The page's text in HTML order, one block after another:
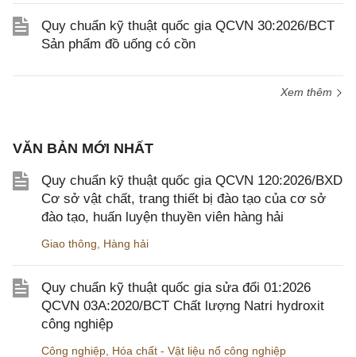
Quy chuẩn kỹ thuật quốc gia QCVN 30:2026/BCT
Sản phẩm đồ uống có cồn
Xem thêm
VĂN BẢN MỚI NHẤT
Quy chuẩn kỹ thuật quốc gia QCVN 120:2026/BXD
Cơ sở vật chất, trang thiết bị đào tạo của cơ sở
đào tạo, huấn luyện thuyền viên hàng hải
Giao thông Hàng hải
Quy chuẩn kỹ thuật quốc gia sửa đổi 01:2026
QCVN 03A:2020/BCT Chất lượng Natri hydroxit
công nghiệp
Công nghiệp Hóa chất - Vật liệu nổ công nghiệp